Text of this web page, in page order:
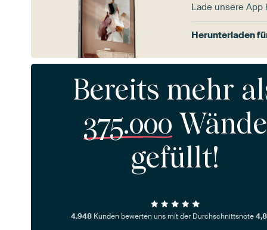
Lade unsere
Herunterladen
Bereits mehr
375.000 Wände
gefüllt!
4.948 Kunden bewerten uns mit der Durchschnittsnote